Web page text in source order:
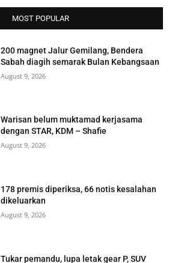
MOST POPULAR
200 magnet Jalur Gemilang, Bendera
Sabah diagih semarak Bulan Kebangsaan
August 9, 2026
Warisan belum muktamad kerjasama
dengan STAR, KDM – Shafie
August 9, 2026
178 premis diperiksa, 66 notis kesalahan
dikeluarkan
August 9, 2026
Tukar pemandu, lupa letak gear P, SUV